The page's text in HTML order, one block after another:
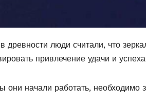
древности люди считали, что
привлечение удачи и
они начали работать, необходимо